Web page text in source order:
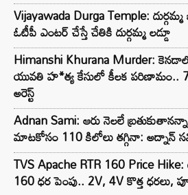
Vijayawada Durga Temple: దుర్గమ్మ
ఓటీపీ ఎంటర్ చేస్తే చేతికి దుర్గమ్మ లడ్డూ
Himanshi Khurana Murder:
యువతి హ*త్య కేసులో కీలక పరిణామం..
అరెస్ట్
Adnan Sami: ఆరు నెలలే
మాటకోసం 110 కిలోలు తగ్గినా: అద్నాన్
TVS Apache RTR 160 Price
160 ధర పెంపు.. 2V, 4V కొత్త ధరలు,